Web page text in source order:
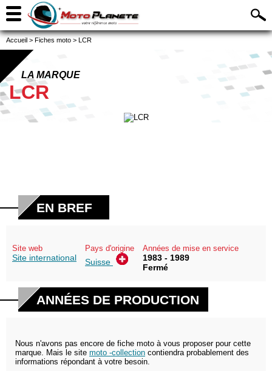
Accueil > Fiches moto > LCR
LA MARQUE
LCR
EN BREF
Site web
Site international
Pays d'origine
Suisse
Années de mise en service
1983 - 1989
Fermé
ANNÉES DE PRODUCTION
Nous n'avons pas encore de fiche moto à vous proposer pour cette
marque. Mais le site moto -collection contiendra probablement des
informations répondant à votre besoin.